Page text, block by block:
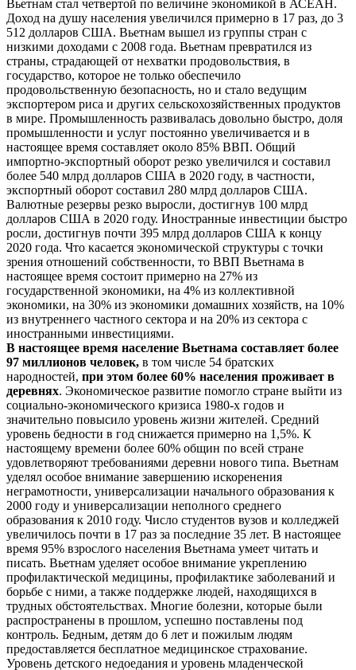
Вьетнам стал четвертой по величине экономикой в АСЕАН.
Доход на душу населения увеличился примерно в 17 раз, до 3
512 долларов США. Вьетнам вышел из группы стран с
низкими доходами с 2008 года. Вьетнам превратился из
страны, страдающей от нехватки продовольствия, в
государство, которое не только обеспечило
продовольственную безопасность, но и стало ведущим
экспортером риса и других сельскохозяйственных продуктов
в мире. Промышленность развивалась довольно быстро, доля
промышленности и услуг постоянно увеличивается и в
настоящее время составляет около 85% ВВП. Общий
импортно-экспортный оборот резко увеличился и составил
более 540 млрд долларов США в 2020 году, в частности,
экспортный оборот составил 280 млрд долларов США.
Валютные резервы резко выросли, достигнув 100 млрд
долларов США в 2020 году. Иностранные инвестиции быстро
росли, достигнув почти 395 млрд долларов США к концу
2020 года. Что касается экономической структуры с точки
зрения отношений собственности, то ВВП Вьетнама в
настоящее время состоит примерно на 27% из
государственной экономики, на 4% из коллективной
экономики, на 30% из экономики домашних хозяйств, на 10%
из внутреннего частного сектора и на 20% из сектора с
иностранными инвестициями.
В настоящее время население Вьетнама составляет более
97 миллионов человек, в том числе 54 братских
народностей, при этом более 60% населения проживает в
деревнях. Экономическое развитие помогло стране выйти из
социально-экономического кризиса 1980-х годов и
значительно повысило уровень жизни жителей. Средний
уровень бедности в год снижается примерно на 1,5%. К
настоящему времени более 60% общин по всей стране
удовлетворяют требованиями деревни нового типа. Вьетнам
уделял особое внимание завершению искоренения
неграмотности, универсализации начального образования к
2000 году и универсализации неполного среднего
образования к 2010 году. Число студентов вузов и колледжей
увеличилось почти в 17 раз за последние 35 лет. В настоящее
время 95% взрослого населения Вьетнама умеет читать и
писать. Вьетнам уделяет особое внимание укреплению
профилактической медицины, профилактике заболеваний и
борьбе с ними, а также поддержке людей, находящихся в
трудных обстоятельствах. Многие болезни, которые были
распространены в прошлом, успешно поставлены под
контроль. Бедным, детям до 6 лет и пожилым людям
предоставляется бесплатное медицинское страхование.
Уровень детского недоедания и уровень младенческой